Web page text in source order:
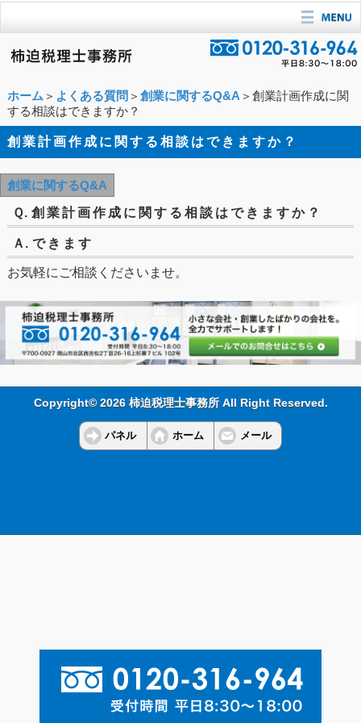
ホーム＞ よくある質問 ＞ 創業に関するQ&A＞創業計画作成に関
する相談はできますか？
創業計画作成に関する相談はできますか？
創業に関するQ&A
Ｑ. 創業計画作成に関する相談はできますか？
Ａ. できます
お気軽にご相談くださいませ。
Copyright© 2026 柿迫税理士事務所 All Right Reserved.
パネル ホーム メール